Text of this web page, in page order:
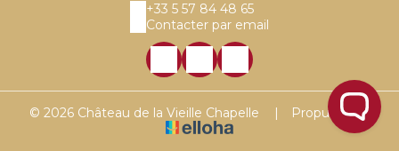
+33 5 57 84 48 65
Contacter par email
© 2026 Château de la Vieille Chapelle | Propulsé par